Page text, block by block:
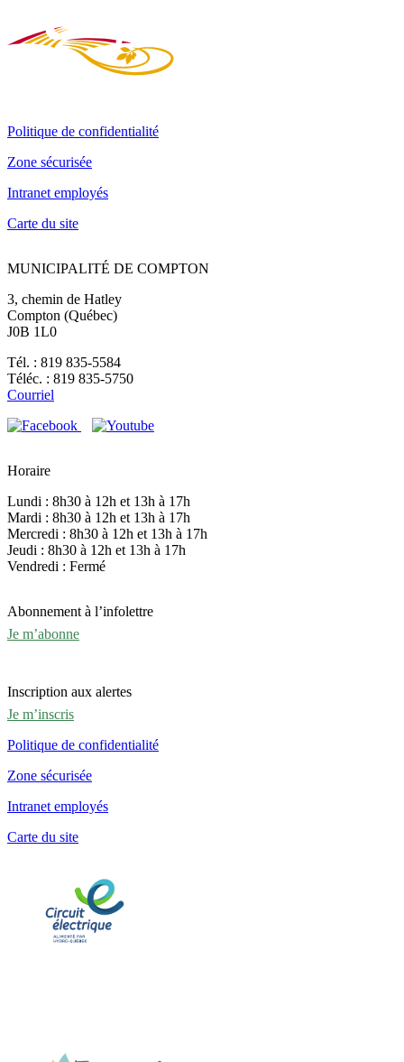
Politique de confidentialité
Zone sécurisée
Intranet employés
Carte du site
MUNICIPALITÉ DE COMPTON
3, chemin de Hatley
Compton (Québec)
J0B 1L0
Tél. : 819 835-5584
Téléc. : 819 835-5750
Courriel
Horaire
Lundi : 8h30 à 12h et 13h à 17h
Mardi : 8h30 à 12h et 13h à 17h
Mercredi : 8h30 à 12h et 13h à 17h
Jeudi : 8h30 à 12h et 13h à 17h
Vendredi : Fermé
Abonnement à l’infolettre
Je m’abonne
Inscription aux alertes
Je m’inscris
Politique de confidentialité
Zone sécurisée
Intranet employés
Carte du site